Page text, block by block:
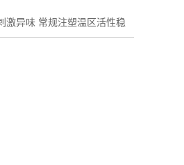
激异味 常规注塑温区活性稳